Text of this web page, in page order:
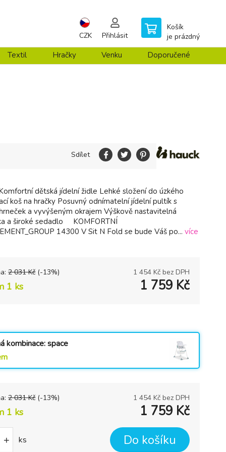
CZK Přihlásit
Košík
je prázdný
Textil Hračky Venku Doporučené
dětská jídelní židle Lehké složení do úzkého
koš na hračky Posuvný odnímatelní jídelní pultík s
a vyvýšeným okrajem Výškově nastavitelná
a široké sedadlo KOMFORTNÍ
14300 V Sit N Fold se bude Váš po... více
2 031 Kč (-13%) 1 454 Kč bez DPH
1 ks 1 759 Kč
kombinace: space
2 031 Kč (-13%) 1 454 Kč bez DPH
1 ks 1 759 Kč
+ ks Do košíku
Sdílet